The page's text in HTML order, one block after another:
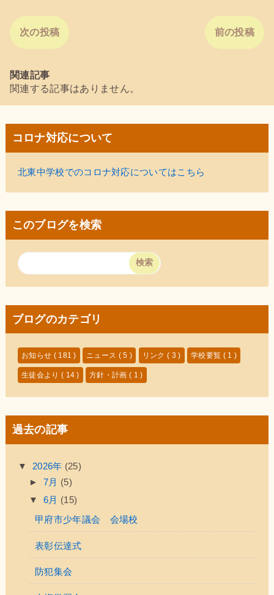
次の投稿 前の投稿
関連記事
関連する記事はありません。
コロナ対応について
北東中学校でのコロナ対応についてはこちら
このブログを検索
ブログのカテゴリ
お知らせ ( 181 ) ニュース ( 5 ) リンク ( 3 ) 学校要覧 ( 1 )
生徒会より ( 14 ) 方針・計画( 1 )
過去の記事
▼ 2026年 (25)
► 7月 (5)
▼ 6月 (15)
甲府市少年議会 会場校
表彰伝達式
防犯集会